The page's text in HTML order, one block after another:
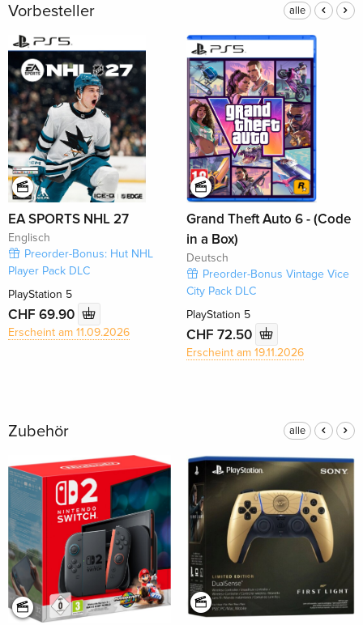
Vorbesteller alle
EA SPORTS NHL 27
Englisch
Preorder-Bonus: Hut NHL
Player Pack DLC
PlayStation 5
CHF 69.90
Erscheint am 11.09.2026
Grand Theft Auto 6 - (Code
in a Box)
Deutsch
Preorder-Bonus Vintage Vice
City Pack DLC
PlayStation 5
CHF 72.50
Erscheint am 19.11.2026
Zubehör alle